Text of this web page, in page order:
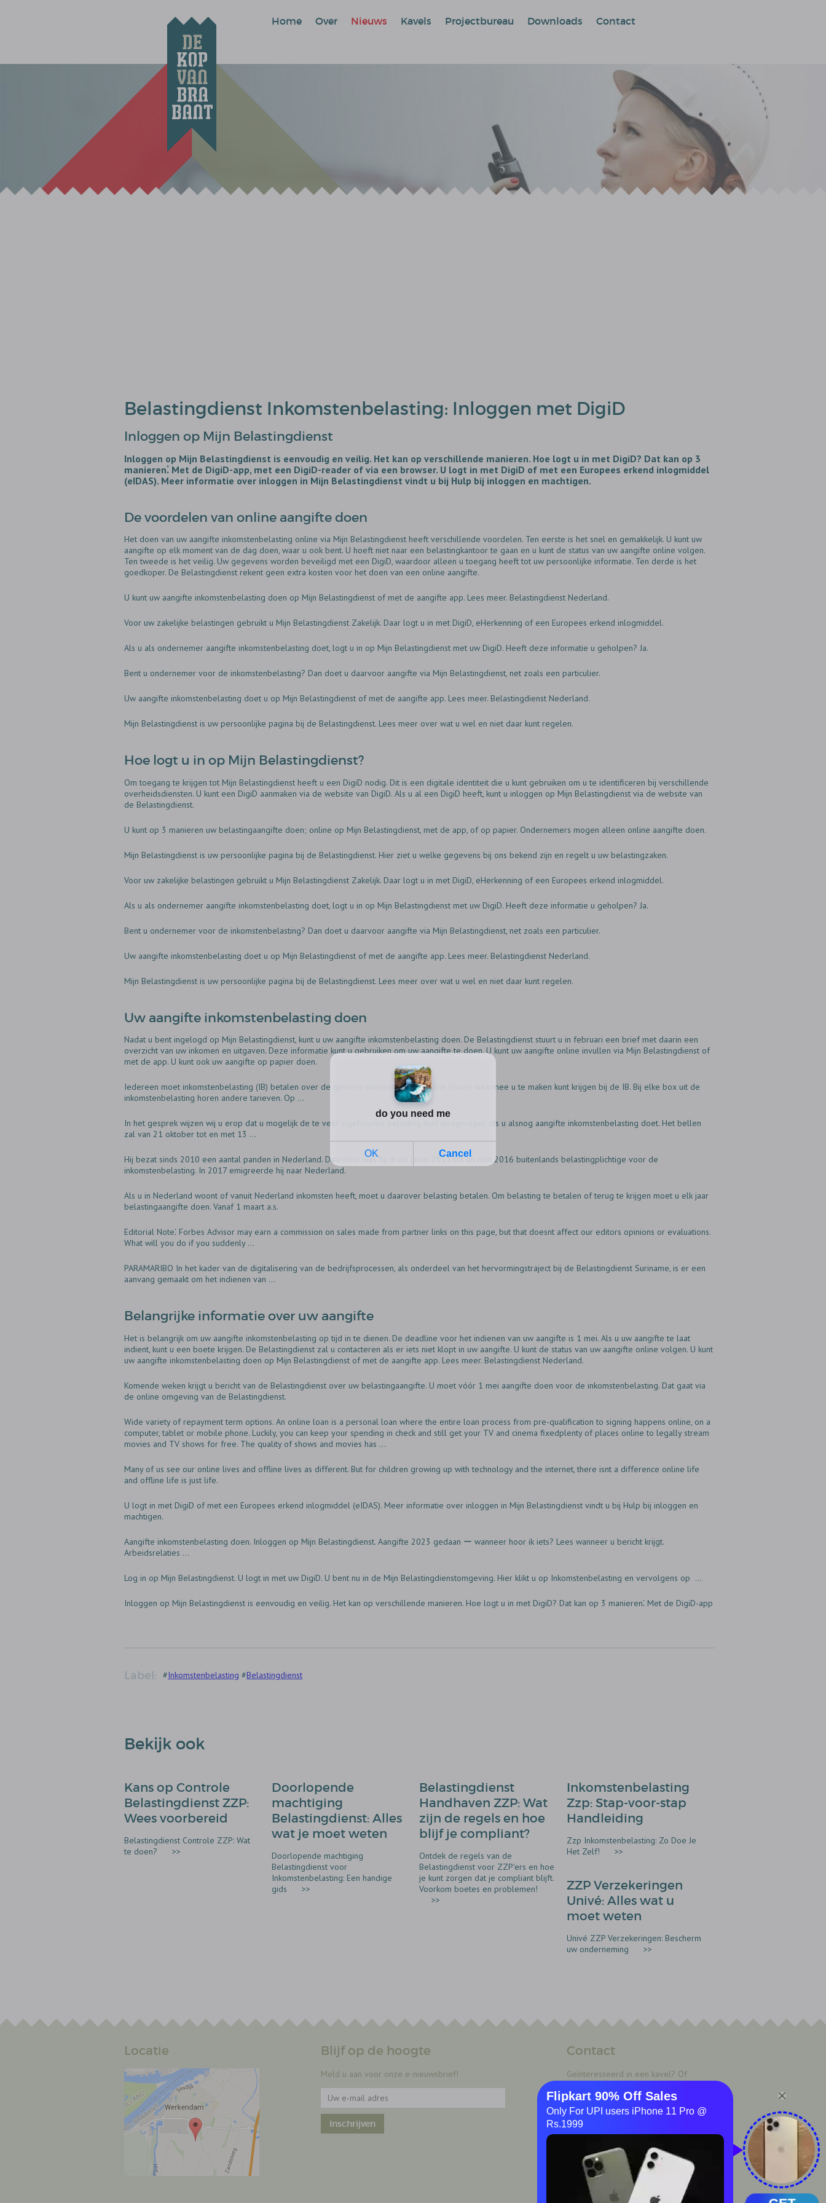
Home Over Nieuws Kavels Projectbureau Downloads Contact
Belastingdienst Inkomstenbelasting: Inloggen met DigiD
Inloggen op Mijn Belastingdienst
Inloggen op Mijn Belastingdienst is eenvoudig en veilig. Het kan op verschillende manieren. Hoe logt u in met DigiD? Dat kan op 3
manieren⁚ Met de DigiD-app, met een DigiD-reader of via een browser. U logt in met DigiD of met een Europees erkend inlogmiddel
(eIDAS). Meer informatie over inloggen in Mijn Belastingdienst vindt u bij Hulp bij inloggen en machtigen.
De voordelen van online aangifte doen
Het doen van uw aangifte inkomstenbelasting online via Mijn Belastingdienst heeft verschillende voordelen. Ten eerste is het snel en gemakkelijk. U kunt uw
aangifte op elk moment van de dag doen, waar u ook bent. U hoeft niet naar een belastingkantoor te gaan en u kunt de status van uw aangifte online volgen.
Ten tweede is het veilig. Uw gegevens worden beveiligd met een DigiD, waardoor alleen u toegang heeft tot uw persoonlijke informatie. Ten derde is het
goedkoper. De Belastingdienst rekent geen extra kosten voor het doen van een online aangifte.
U kunt uw aangifte inkomstenbelasting doen op Mijn Belastingdienst of met de aangifte app. Lees meer. Belastingdienst Nederland.
Voor uw zakelijke belastingen gebruikt u Mijn Belastingdienst Zakelijk. Daar logt u in met DigiD, eHerkenning of een Europees erkend inlogmiddel.
Als u als ondernemer aangifte inkomstenbelasting doet, logt u in op Mijn Belastingdienst met uw DigiD. Heeft deze informatie u geholpen? Ja.
Bent u ondernemer voor de inkomstenbelasting? Dan doet u daarvoor aangifte via Mijn Belastingdienst, net zoals een particulier.
Uw aangifte inkomstenbelasting doet u op Mijn Belastingdienst of met de aangifte app. Lees meer. Belastingdienst Nederland.
Mijn Belastingdienst is uw persoonlijke pagina bij de Belastingdienst. Lees meer over wat u wel en niet daar kunt regelen.
Hoe logt u in op Mijn Belastingdienst?
Om toegang te krijgen tot Mijn Belastingdienst heeft u een DigiD nodig. Dit is een digitale identiteit die u kunt gebruiken om u te identificeren bij verschillende
overheidsdiensten. U kunt een DigiD aanmaken via de website van DigiD. Als u al een DigiD heeft, kunt u inloggen op Mijn Belastingdienst via de website van
de Belastingdienst.
U kunt op 3 manieren uw belastingaangifte doen; online op Mijn Belastingdienst, met de app, of op papier. Ondernemers mogen alleen online aangifte doen.
Mijn Belastingdienst is uw persoonlijke pagina bij de Belastingdienst. Hier ziet u welke gegevens bij ons bekend zijn en regelt u uw belastingzaken.
Voor uw zakelijke belastingen gebruikt u Mijn Belastingdienst Zakelijk. Daar logt u in met DigiD, eHerkenning of een Europees erkend inlogmiddel.
Als u als ondernemer aangifte inkomstenbelasting doet, logt u in op Mijn Belastingdienst met uw DigiD. Heeft deze informatie u geholpen? Ja.
Bent u ondernemer voor de inkomstenbelasting? Dan doet u daarvoor aangifte via Mijn Belastingdienst, net zoals een particulier.
Uw aangifte inkomstenbelasting doet u op Mijn Belastingdienst of met de aangifte app. Lees meer. Belastingdienst Nederland.
Mijn Belastingdienst is uw persoonlijke pagina bij de Belastingdienst. Lees meer over wat u wel en niet daar kunt regelen.
Uw aangifte inkomstenbelasting doen
Nadat u bent ingelogd op Mijn Belastingdienst, kunt u uw aangifte inkomstenbelasting doen. De Belastingdienst stuurt u in februari een brief met daarin een
overzicht van uw inkomen en uitgaven. Deze informatie kunt u gebruiken om uw aangifte te doen. U kunt uw aangifte online invullen via Mijn Belastingdienst of
met de app. U kunt ook uw aangifte op papier doen.
Iedereen moet inkomstenbelasting (IB) betalen over de genoten inkomsten. Er zijn drie boxen waarmee u te maken kunt krijgen bij de IB. Bij elke box uit de
inkomstenbelasting horen andere tarieven. Op ...
In het gesprek wijzen wij u erop dat u mogelijk de te veel ingehouden belasting kunt terugvragen als u alsnog aangifte inkomstenbelasting doet. Het bellen
zal van 21 oktober tot en met 13 ...
Hij bezat sinds 2010 een aantal panden in Nederland. Daardoor was hij in de jaren 2011 tot en met 2016 buitenlands belastingplichtige voor de
inkomstenbelasting. In 2017 emigreerde hij naar Nederland.
Als u in Nederland woont of vanuit Nederland inkomsten heeft, moet u daarover belasting betalen. Om belasting te betalen of terug te krijgen moet u elk jaar
belastingaangifte doen. Vanaf 1 maart a.s.
Editorial Note⁚ Forbes Advisor may earn a commission on sales made from partner links on this page, but that doesnt affect our editors opinions or evaluations.
What will you do if you suddenly ...
PARAMARIBO In het kader van de digitalisering van de bedrijfsprocessen, als onderdeel van het hervormingstraject bij de Belastingdienst Suriname, is er een
aanvang gemaakt om het indienen van ...
Belangrijke informatie over uw aangifte
Het is belangrijk om uw aangifte inkomstenbelasting op tijd in te dienen. De deadline voor het indienen van uw aangifte is 1 mei. Als u uw aangifte te laat
indient, kunt u een boete krijgen. De Belastingdienst zal u contacteren als er iets niet klopt in uw aangifte. U kunt de status van uw aangifte online volgen. U kunt
uw aangifte inkomstenbelasting doen op Mijn Belastingdienst of met de aangifte app. Lees meer. Belastingdienst Nederland.
Komende weken krijgt u bericht van de Belastingdienst over uw belastingaangifte. U moet vóór 1 mei aangifte doen voor de inkomstenbelasting. Dat gaat via
de online omgeving van de Belastingdienst.
Wide variety of repayment term options. An online loan is a personal loan where the entire loan process from pre-qualification to signing happens online, on a
computer, tablet or mobile phone. Luckily, you can keep your spending in check and still get your TV and cinema fixedplenty of places online to legally stream
movies and TV shows for free. The quality of shows and movies has ...
Many of us see our online lives and offline lives as different. But for children growing up with technology and the internet, there isnt a difference online life
and offline life is just life.
U logt in met DigiD of met een Europees erkend inlogmiddel (eIDAS). Meer informatie over inloggen in Mijn Belastingdienst vindt u bij Hulp bij inloggen en
machtigen.
Aangifte inkomstenbelasting doen. Inloggen op Mijn Belastingdienst. Aangifte 2023 gedaan ー wanneer hoor ik iets? Lees wanneer u bericht krijgt.
Arbeidsrelaties ...
Log in op Mijn Belastingdienst. U logt in met uw DigiD. U bent nu in de Mijn Belastingdienstomgeving. Hier klikt u op Inkomstenbelasting en vervolgens op ...
Inloggen op Mijn Belastingdienst is eenvoudig en veilig. Het kan op verschillende manieren. Hoe logt u in met DigiD? Dat kan op 3 manieren⁚ Met de DigiD-app
Label: #Inkomstenbelasting #Belastingdienst
Bekijk ook
Kans op Controle
Belastingdienst ZZP:
Wees voorbereid
Belastingdienst Controle ZZP: Wat
te doen?
>>
Doorlopende
machtiging
Belastingdienst: Alles
wat je moet weten
Doorlopende machtiging
Belastingdienst voor
Inkomstenbelasting: Een handige
gids
>>
Belastingdienst
Handhaven ZZP: Wat
zijn de regels en hoe
blijf je compliant?
Ontdek de regels van de
Belastingdienst voor ZZP'ers en hoe
je kunt zorgen dat je compliant blijft.
Voorkom boetes en problemen!
>>
Inkomstenbelasting
Zzp: Stap-voor-stap
Handleiding
Zzp Inkomstenbelasting: Zo Doe Je
Het Zelf!
>>
ZZP Verzekeringen
Univé: Alles wat u
moet weten
Univé ZZP Verzekeringen: Bescherm
uw onderneming
>>
Locatie Blijf op de hoogte
Meld u aan voor onze e-nieuwsbrief!
Contact
Geïnteresseerd in een kavel? Of
Brabant?
Maak nu een afspraak